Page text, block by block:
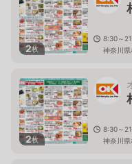
2枚
8:30～
神奈川
2枚
8:30～
神奈川